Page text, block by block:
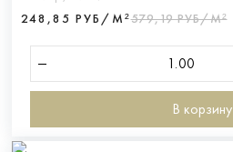
248,85 РУБ/М²579,19 РУБ/М²
В корзину